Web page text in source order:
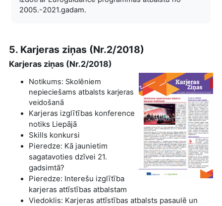
2005.-2021.gadam.
5. Karjeras ziņas (Nr.2/2018)
Karjeras ziņas (Nr.2/2018)
Notikums: Skolēniem
nepieciešams atbalsts karjeras
veidošanā
Karjeras izglītības konference
notiks Liepājā
Skills konkursi
Pieredze: Kā jaunietim
sagatavoties dzīvei 21.
gadsimtā?
Pieredze: Interešu izglītība
karjeras attīstības atbalstam
Viedoklis: Karjeras attīstības atbalsts pasaulē un